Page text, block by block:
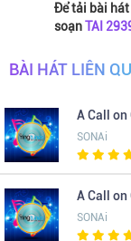
Để tải bài hát
soạnTAI
BÀI HÁT LIÊN
A Call on
SONAi
A Call on
SONAi